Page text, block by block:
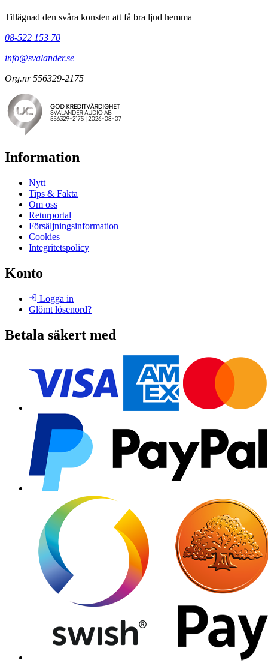
Tillägnad den svåra konsten att få bra ljud hemma
08-522 153 70
info@svalander.se
Org.nr 556329-2175
Information
Nytt
Tips & Fakta
Om oss
Returportal
Försäljningsinformation
Cookies
Integritetspolicy
Konto
Logga in
Glömt lösenord?
Betala säkert med